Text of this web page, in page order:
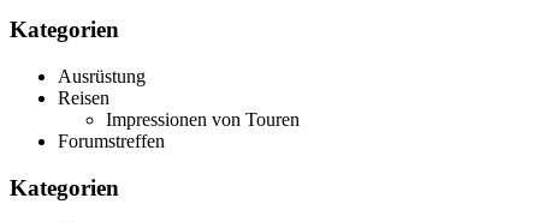
Kategorien
Ausrüstung
Reisen
Impressionen von Touren
Forumstreffen
Kategorien